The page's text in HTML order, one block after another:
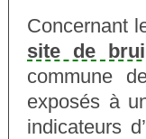
Concernant
site de
commune
exposés à
indicateurs